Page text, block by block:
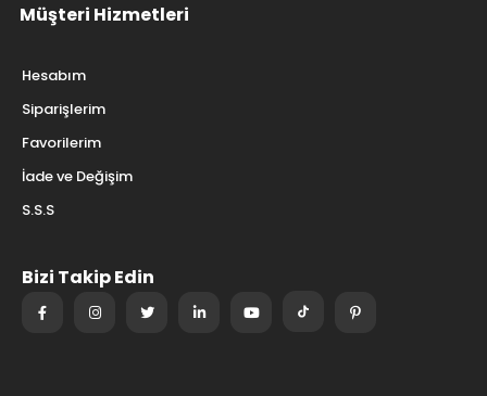
Müşteri Hizmetleri
Hesabım
Siparişlerim
Favorilerim
İade ve Değişim
S.S.S
Bizi Takip Edin